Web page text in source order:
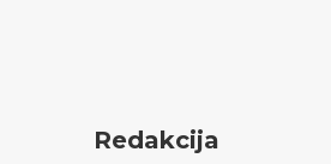
Redakcija